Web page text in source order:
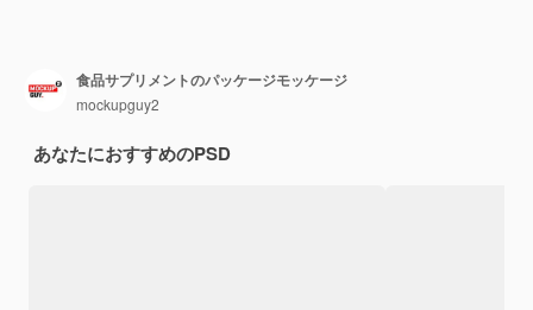
食品サプリメントのパッケージモッケージ
mockupguy2
あなたにおすすめのPSD